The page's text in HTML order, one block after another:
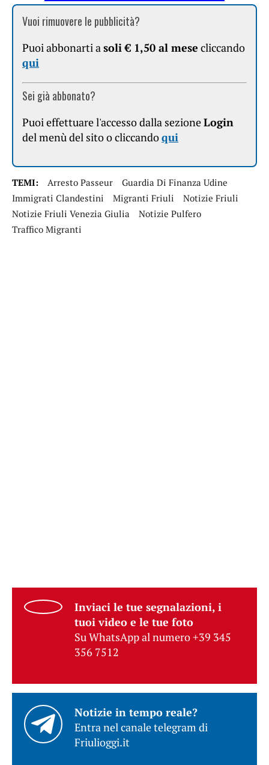
Vuoi rimuovere le pubblicità?
Puoi abbonarti a soli € 1,50 al mese cliccando
qui
Sei già abbonato?
Puoi effettuare l'accesso dalla sezioneLogin
del menù del sito o cliccandoqui
TEMI: Arresto Passeur
Guardia Di Finanza Udine
Immigrati Clandestini
Migranti Friuli
Notizie Friuli
Notizie Friuli Venezia Giulia
Notizie Pulfero
Traffico Migranti
Inviaci le tue segnalazioni, i
tuoi video e le tue foto
Su WhatsApp al numero +39 345
356 7512
Notizie in tempo reale?
Entra nel canale telegram di
Friulioggi.it